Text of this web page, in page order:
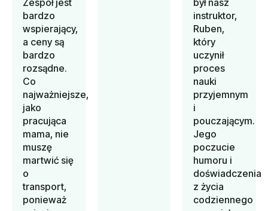
Zespół jest
bardzo
wspierający,
a ceny są
bardzo
rozsądne.
Co
najważniejsze,
jako
pracująca
mama, nie
muszę
martwić się
o
transport,
ponieważ
był nasz
instruktor,
Ruben,
który
uczynił
proces
nauki
przyjemnym
i
pouczającym.
Jego
poczucie
humoru i
doświadczenia
z życia
codziennego